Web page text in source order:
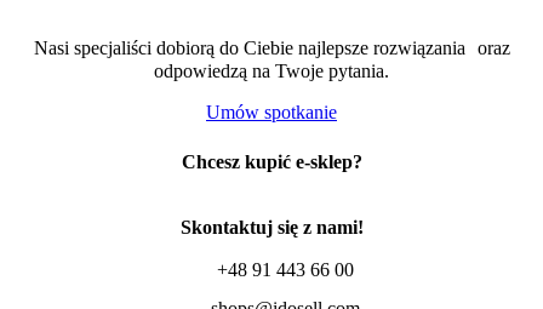
Nasi specjaliści dobiorą do Ciebie najlepsze rozwiązania oraz
odpowiedzą na Twoje pytania.
Umów spotkanie
Chcesz kupić e-sklep?
Skontaktuj się z nami!
+48 91 443 66 00